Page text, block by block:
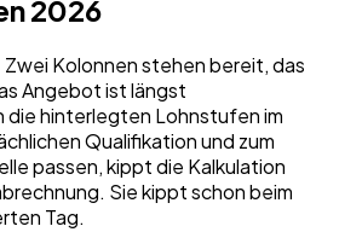
2026
Kolonnen stehen bereit, das
Angebot ist längst
die hinterlegten Lohnstufen im
Qualifikation und zum
passen, kippt die Kalkulation
Sie kippt schon beim
Tag.